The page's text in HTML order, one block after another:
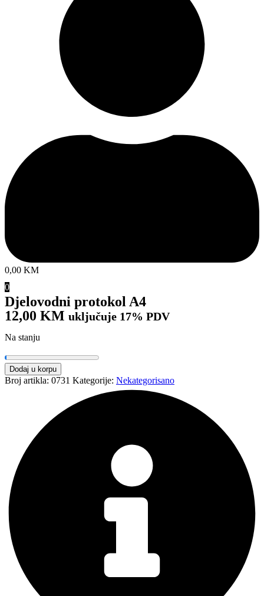
0,00 KM
0
Djelovodni protokol A4
12,00 KM uključuje 17% PDV
Na stanju
Djelovodni
protokol
Dodaj u korpu
Broj artikla: 0731 Kategorije: Nekategorisano